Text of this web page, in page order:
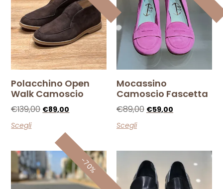
Polacchino Open
Walk Camoscio
€139,00 €89,00
Scegli
Mocassino
Camoscio Fascetta
€89,00 €59,00
Scegli
-70%